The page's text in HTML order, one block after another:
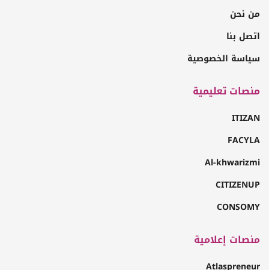
من نحن
اتصل بنا
سياسة الخصوصية
منصات تعليمية
ITIZAN
FACYLA
Al-khwarizmi
CITIZENUP
CONSOMY
منصات إعلامية